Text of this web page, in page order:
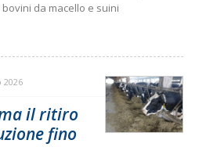
da macello e suini
2026
il ritiro
fino